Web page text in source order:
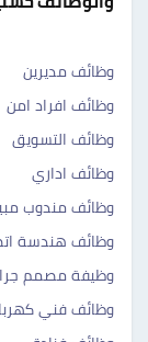
وظائف مديرين
وظائف افراد امن
وظائف التسويق
وظائف اداري
وظائف مندوب
وظائف هندسة
وظيفة مصمم
وظائف فني